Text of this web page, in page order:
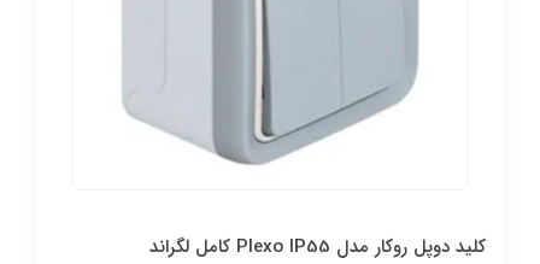
کليد دوپل روکار مدل Plexo IP55 کامل لگراند